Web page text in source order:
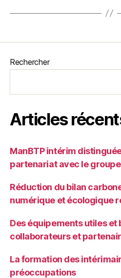
Rechercher
Articles
ManBTP intérim
partenariat avec le
Réduction du bilan
numérique et écologique
Des équipements utiles et
collaborateurs et
La formation des
préoccupations